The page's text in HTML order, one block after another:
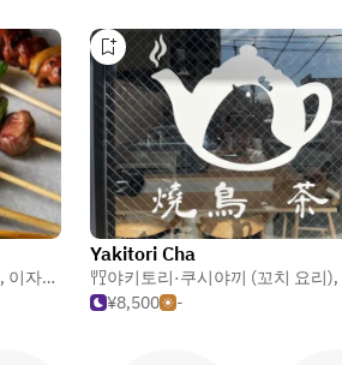
, 이자카야
닭 및 가금류
Yakitori Cha
야키토리·쿠시야끼 (꼬치 요리),
¥8,500
-